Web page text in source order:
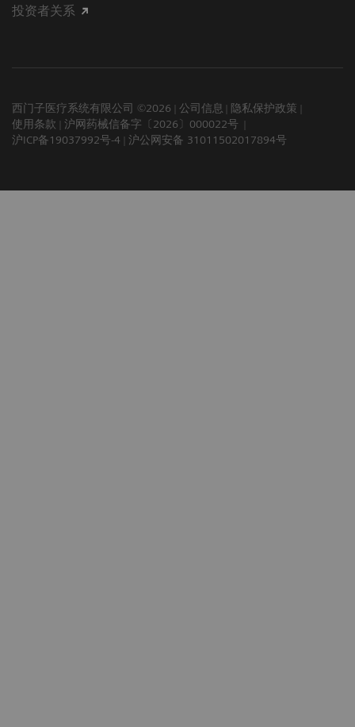
投资者关系
西门子医疗系统有限公司 ©2026 公司信息
隐私保护政策
使用条款
沪网药械信备字〔2026〕000022号
沪ICP备19037992号-4
沪公网安备 31011502017894号